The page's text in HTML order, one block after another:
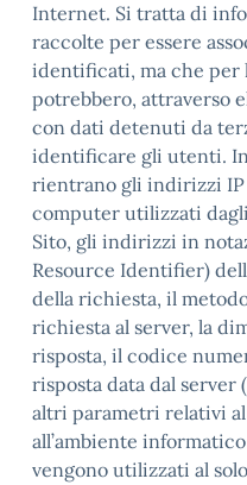
Internet. Si tratta di
raccolte per essere
identificati, ma che per
potrebbero, attraverso
con dati detenuti da
identificare gli utenti.
rientrano gli indirizzi
computer utilizzati
Sito, gli indirizzi in
Resource Identifier)
della richiesta, il
richiesta al server, la
risposta, il codice
risposta data dal server
altri parametri relativi
all’ambiente
vengono utilizzati al